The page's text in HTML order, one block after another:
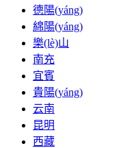
德陽(yáng)
綿陽(yáng)
樂(lè)山
南充
宜賓
貴陽(yáng)
云南
昆明
西藏